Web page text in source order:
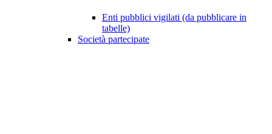
Enti pubblici vigilati (da pubblicare in
tabelle)
Società partecipate